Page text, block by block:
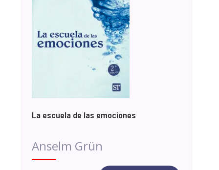
La escuela de las emociones
Anselm Grün